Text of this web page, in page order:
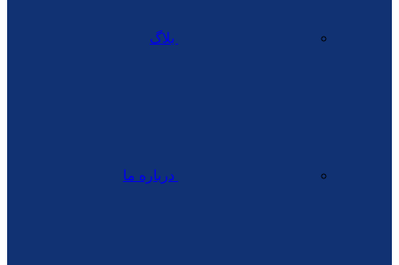
بلاگ
درباره ما